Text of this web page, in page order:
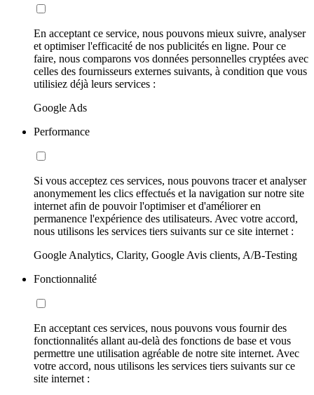
En acceptant ce service, nous pouvons mieux suivre, analyser
et optimiser l'efficacité de nos publicités en ligne. Pour ce
faire, nous comparons vos données personnelles cryptées avec
celles des fournisseurs externes suivants, à condition que vous
utilisiez déjà leurs services :
Google Ads
Performance
Si vous acceptez ces services, nous pouvons tracer et analyser
anonymement les clics effectués et la navigation sur notre site
internet afin de pouvoir l'optimiser et d'améliorer en
permanence l'expérience des utilisateurs. Avec votre accord,
nous utilisons les services tiers suivants sur ce site internet :
Google Analytics, Clarity, Google Avis clients, A/B-Testing
Fonctionnalité
En acceptant ces services, nous pouvons vous fournir des
fonctionnalités allant au-delà des fonctions de base et vous
permettre une utilisation agréable de notre site internet. Avec
votre accord, nous utilisons les services tiers suivants sur ce
site internet :